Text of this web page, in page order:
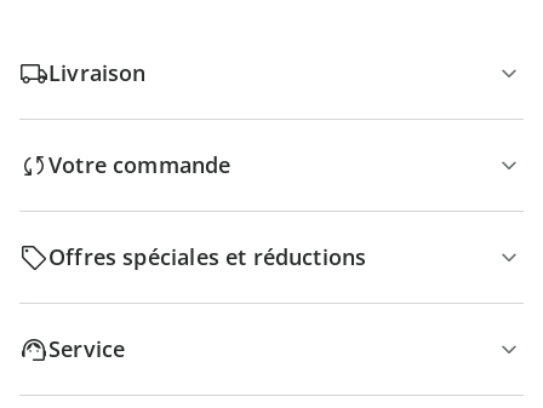
Livraison
Votre commande
Offres spéciales et réductions
Service